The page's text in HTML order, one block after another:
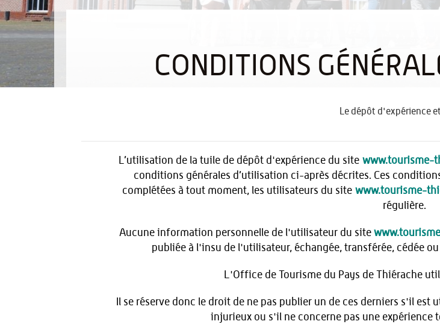
CONDITIONS
Le dépôt d'expérience et
L’utilisation de la tuile de dépôt d'expérience du site www.tourisme-
conditions générales d’utilisation ci-après décrites. Ces
complétées à tout moment, les utilisateurs du site www.tourisme-
régulière.
Aucune information personnelle de l'utilisateur du site
publiée à l'insu de l'utilisateur, échangée, transférée, cédée
L'Office de Tourisme du Pays de Thiérache
Il se réserve donc le droit de ne pas publier un de ces derniers s'il
injurieux ou s'il ne concerne pas une